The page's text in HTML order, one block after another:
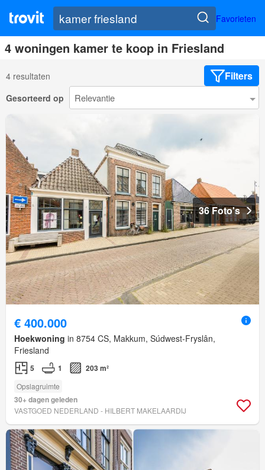
Favorieten
4 woningen kamer te koop in Friesland
4 resultaten Filters
Gesorteerd op
36 Foto's
€ 400.000
Hoekwoning in 8754 CS, Makkum, Súdwest-Fryslân,
Friesland
5 1 203 m²
Opslagruimte
30+ dagen geleden
VASTGOED NEDERLAND - HILBERT MAKELAARDIJ